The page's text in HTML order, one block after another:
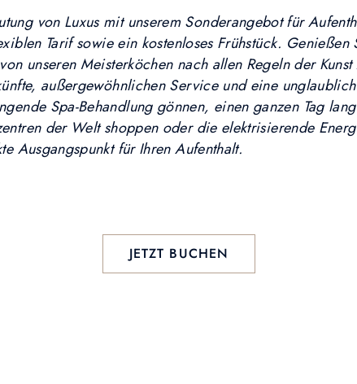
von Luxus mit unserem Sonderangebot für
Tarif sowie ein kostenloses Frühstück.
unseren Meisterköchen nach allen Regeln der
außergewöhnlichen Service und eine
Spa-Behandlung gönnen, einen ganzen Tag
der Welt shoppen oder die elektrisierende
Ausgangspunkt für Ihren Aufenthalt.
JETZT BUCHEN